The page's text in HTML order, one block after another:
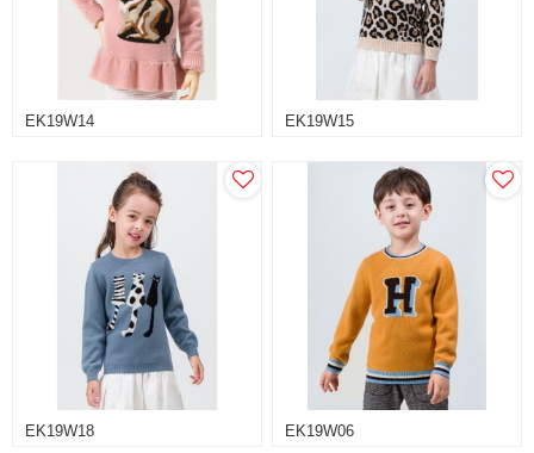
EK19W14 EK19W15
EK19W18 EK19W06